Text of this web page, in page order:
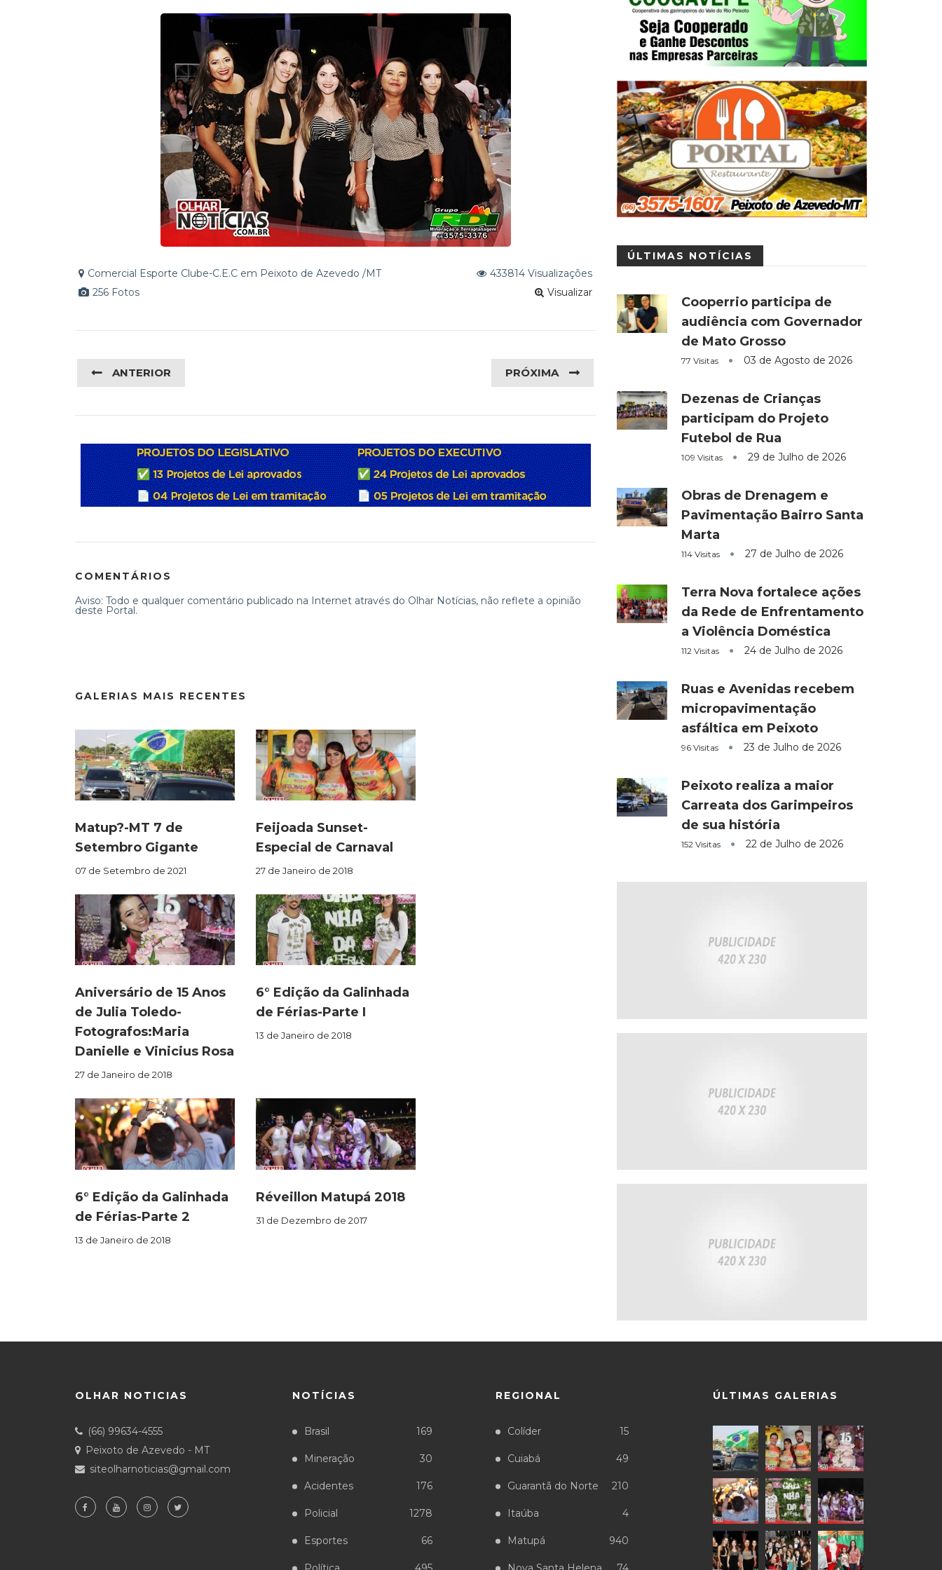
R$ 14 milhões garantidos para água tratada de União do Norte
Direito a quem tem Direito: Prefeito convoca aprovados em concurso no ano de 2024
Comercial Esporte Clube-C.E.C em Peixoto de Azevedo /MT
433814 Visualizações
256 Fotos
Visualizar
ANTERIOR PRÓXIMA
COMENTÁRIOS
Aviso: Todo e qualquer comentário publicado na Internet através do Olhar Notícias, não reflete a opinião
deste Portal.
GALERIAS MAIS RECENTES
Matup?-MT 7 de
Setembro Gigante
07 de Setembro de 2021
Feijoada Sunset-
Especial de Carnaval
27 de Janeiro de 2018
Aniversário de 15 Anos
de Julia Toledo-
Fotografos:Maria
Danielle e Vinicius Rosa
27 de Janeiro de 2018
6° Edição da Galinhada
de Férias-Parte I
13 de Janeiro de 2018
6° Edição da Galinhada
de Férias-Parte 2
13 de Janeiro de 2018
Réveillon Matupá 2018
31 de Dezembro de 2017
ÚLTIMAS NOTÍCIAS
Cooperrio participa de
audiência com Governador
de Mato Grosso
77 Visitas 03 de Agosto de 2026
Dezenas de Crianças
participam do Projeto
Futebol de Rua
109 Visitas 29 de Julho de 2026
Obras de Drenagem e
Pavimentação Bairro Santa
Marta
114 Visitas 27 de Julho de 2026
Terra Nova fortalece ações
da Rede de Enfrentamento
a Violência Doméstica
112 Visitas 24 de Julho de 2026
Ruas e Avenidas recebem
micropavimentação
asfáltica em Peixoto
96 Visitas 23 de Julho de 2026
Peixoto realiza a maior
Carreata dos Garimpeiros
de sua história
152 Visitas 22 de Julho de 2026
OLHAR NOTICIAS
(66) 99634-4555
Peixoto de Azevedo - MT
siteolharnoticias@gmail.com
NOTÍCIAS
Brasil 169
Mineração 30
Acidentes 176
Policial 1278
Esportes 66
REGIONAL
Colíder 15
Cuiabá 49
Guarantã do Norte 210
Itaúba 4
Matupá 940
ÚLTIMAS GALERIAS